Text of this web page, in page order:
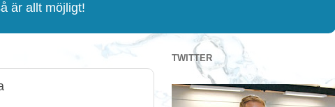
är allt möjligt!
TWITTER